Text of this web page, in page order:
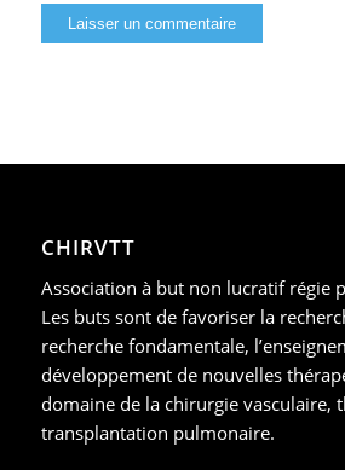
CHIRVTT
Association à but non lucratif régie
Les buts sont de favoriser la
recherche fondamentale,
développement de nouvelles
domaine de la chirurgie vasculaire,
transplantation pulmonaire.